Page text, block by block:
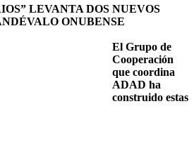
LEVANTA DOS NUEVOS
ONUBENSE
El Grupo de
Cooperación
que coordina
ADAD ha
construido estas